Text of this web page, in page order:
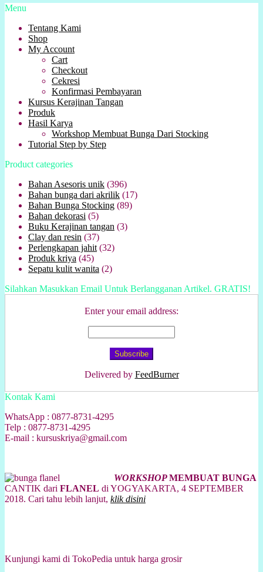
Menu
Tentang Kami
Shop
My Account
Cart
Checkout
Cekresi
Konfirmasi Pembayaran
Kursus Kerajinan Tangan
Produk
Hasil Karya
Workshop Membuat Bunga Dari Stocking
Tutorial Step by Step
Product categories
Bahan Asesoris unik (396)
Bahan bunga dari akrilik (17)
Bahan Bunga Stocking (89)
Bahan dekorasi (5)
Buku Kerajinan tangan (3)
Clay dan resin (37)
Perlengkapan jahit (32)
Produk kriya (45)
Sepatu kulit wanita (2)
Silahkan Masukkan Email Untuk Berlangganan Artikel. GRATIS!
Enter your email address:
Delivered by FeedBurner
Kontak Kami
WhatsApp : 0877-8731-4295
Telp : 0877-8731-4295
E-mail : kursuskriya@gmail.com
WORKSHOPMEMBUAT BUNGA
CANTIK dari FLANEL di YOGYAKARTA, 4 SEPTEMBER
2018. Cari tahu lebih lanjut, klik disini
Kunjungi kami di TokoPedia untuk harga grosir